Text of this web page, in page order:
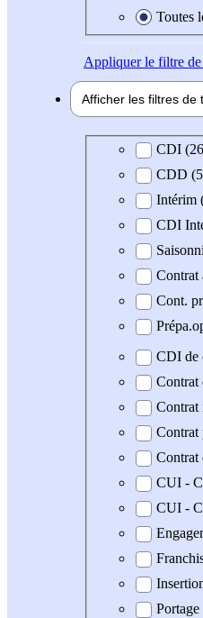
Toutes
Appliquerle filtre de
Afficher les filtres de
Type de contrat
CDI
CDD
Intérim
CDI
Contrat
Cont.
CDI de
Contrat
Contrat
Contrat
Contrat
CUI -
CUI -
Portage